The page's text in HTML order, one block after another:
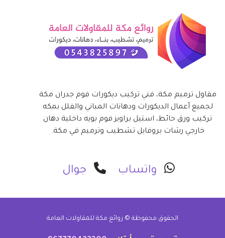
مقاول ترميم مكة، فني تركيب ديكورات فوم جدران مكة
لجميع أعمال الديكورات ودهانات المباني والفلل بمكه
تركيب ورق حائط، استيل براويز فوم بويه داخلية دهان
خارجي رشات بروفايل تشطيب وترميم في مكة.
واتساب جوال
الحقوق محفوظة © روائع مكة للمقاولات العامة